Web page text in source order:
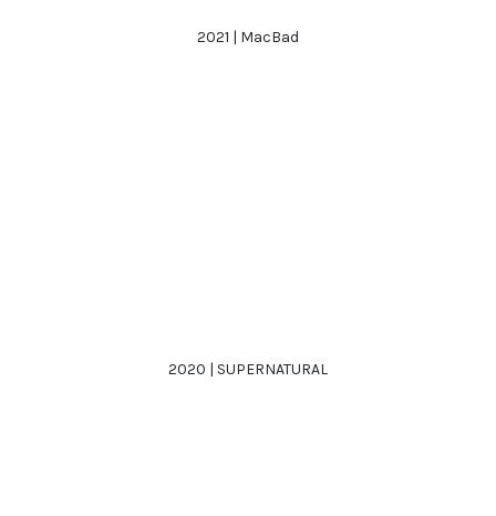
2021 | MacBad
2020 | SUPERNATURAL